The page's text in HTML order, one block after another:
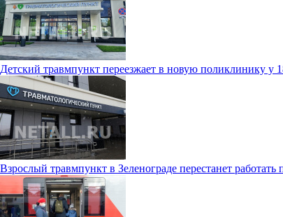
Детский травмпункт переезжает в новую поликлинику у
Взрослый травмпункт в Зеленограде перестанет работать